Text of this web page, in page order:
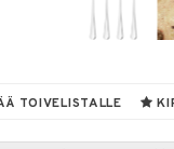
TOIVELISTALLE